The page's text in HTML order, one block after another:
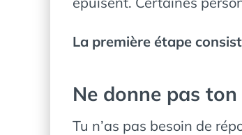
La première étape
Ne donne pas
Tu n’as pas besoin de